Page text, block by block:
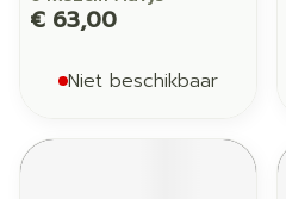
€ 63,00
Niet beschikbaar